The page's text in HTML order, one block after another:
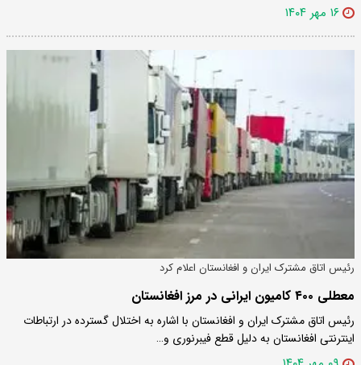
۱۶ مهر ۱۴۰۴
رئیس اتاق مشترک ایران و افغانستان اعلام کرد
معطلی ۴۰۰ کامیون ایرانی در مرز افغانستان
رئیس اتاق مشترک ایران و افغانستان با اشاره به اختلال گسترده در ارتباطات
اینترنتی افغانستان به دلیل قطع فیبرنوری و…